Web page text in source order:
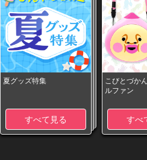
夏グッズ特集
すべて見る
こびとづか
ルファン
すべ